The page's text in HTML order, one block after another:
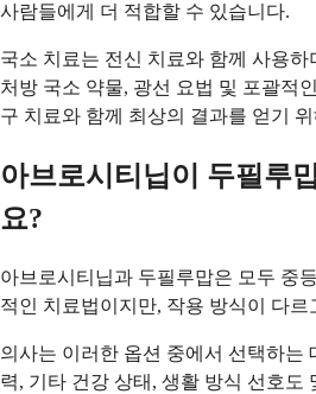
사람들에게 더 적합할 수 있습니다.
국소 치료는 전신 치료와 함께 사용
처방 국소 약물, 광선 요법 및 포괄적
구 치료와 함께 최상의 결과를 얻기
아브로시티닙이 두필루
요?
아브로시티닙과 두필루맙은 모두 중
적인 치료법이지만, 작용 방식이 다르
의사는 이러한 옵션 중에서 선택하는
력, 기타 건강 상태, 생활 방식 선호도